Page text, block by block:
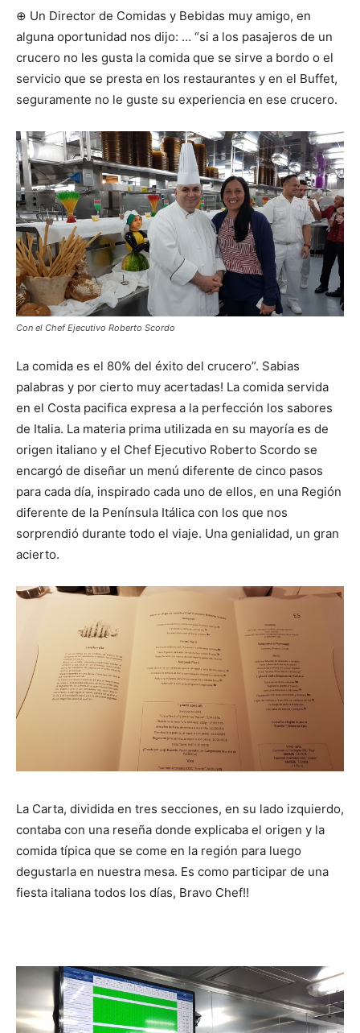
⊕ Un Director de Comidas y Bebidas muy amigo, en
alguna oportunidad nos dijo: … “si a los pasajeros de un
crucero no les gusta la comida que se sirve a bordo o el
servicio que se presta en los restaurantes y en el Buffet,
seguramente no le guste su experiencia en ese crucero.
Con el Chef Ejecutivo Roberto Scordo
La comida es el 80% del éxito del crucero”. Sabias
palabras y por cierto muy acertadas! La comida servida
en el Costa pacifica expresa a la perfección los sabores
de Italia. La materia prima utilizada en su mayoría es de
origen italiano y el Chef Ejecutivo Roberto Scordo se
encargó de diseñar un menú diferente de cinco pasos
para cada día, inspirado cada uno de ellos, en una Región
diferente de la Península Itálica con los que nos
sorprendió durante todo el viaje. Una genialidad, un gran
acierto.
La Carta, dividida en tres secciones, en su lado izquierdo,
contaba con una reseña donde explicaba el origen y la
comida típica que se come en la región para luego
degustarla en nuestra mesa. Es como participar de una
fiesta italiana todos los días, Bravo Chef!!